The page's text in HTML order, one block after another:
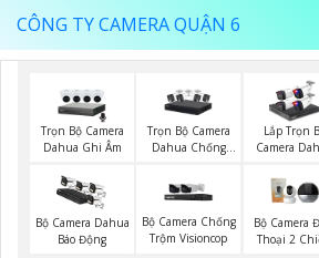
CÔNG TY CAMERA QUẬN 6
Trọn Bộ Camera
Dahua Ghi Âm
Trọn Bộ Camera
Dahua Chống
Lắp Trọn
Camera
Bộ Camera Dahua
Báo Động
Bộ Camera Chống
Trộm Visioncop
Bộ Camera
Thoại 2